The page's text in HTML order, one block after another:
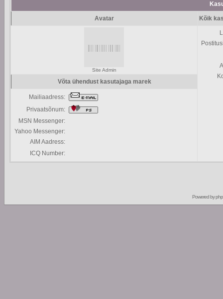
Avatar Kõik
Site Admin
Võta ühendust kasutajaga marek
Mailiaadress:
Privaatsõnum:
MSN Messenger:
Yahoo Messenger:
AIM Aadress:
ICQ Number:
Powered by